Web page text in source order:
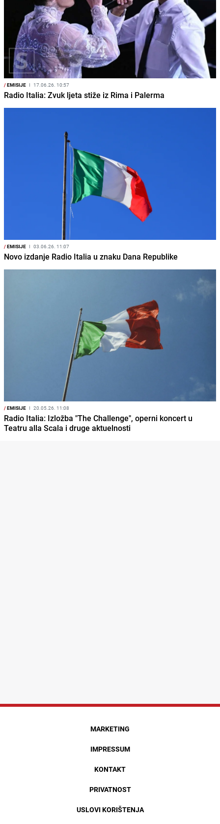
/EMISIJE I 17.06.26. 10:57
Radio Italia: Zvuk ljeta stiže iz Rima i Palerma
/EMISIJE I 03.06.26. 11:07
Novo izdanje Radio Italia u znaku Dana Republike
/EMISIJE I 20.05.26. 11:08
Radio Italia: Izložba "The Challenge", operni koncert u
Teatru alla Scala i druge aktuelnosti
MARKETING
IMPRESSUM
KONTAKT
PRIVATNOST
USLOVI KORIŠTENJA